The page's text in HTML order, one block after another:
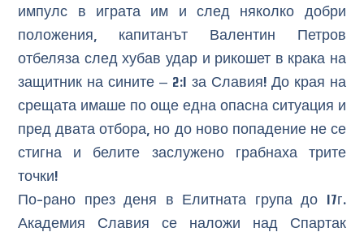
импулс в играта им и след няколко добри
положения, капитанът Валентин Петров
отбеляза след хубав удар и рикошет в крака на
защитник на сините – 2:1 за Славия! До края на
срещата имаше по още една опасна ситуация и
пред двата отбора, но до ново попадение не се
стигна и белите заслужено грабнаха трите
точки!
По-рано през деня в Елитната група до 17г.
Академия Славия се наложи над Спартак